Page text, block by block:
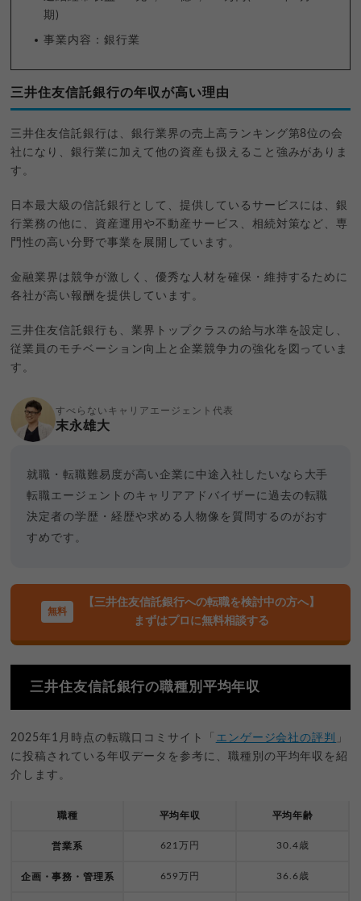
期)
事業内容：銀行業
三井住友信託銀行の年収が高い理由
三井住友信託銀行は、銀行業界の売上高ランキング第8位の会
社になり、銀行業に加えて他の資産も扱えること強みがありま
す。
日本最大級の信託銀行として、提供しているサービスには、銀
行業務の他に、資産運用や不動産サービス、相続対策など、専
門性の高い分野で事業を展開しています。
金融業界は競争が激しく、優秀な人材を確保・維持するために
各社が高い報酬を提供しています。
三井住友信託銀行も、業界トップクラスの給与水準を設定し、
従業員のモチベーション向上と企業競争力の強化を図っていま
す。
すべらないキャリアエージェント代表
末永雄大
就職・転職難易度が高い企業に中途入社したいなら大手
転職エージェントのキャリアアドバイザーに過去の転職
決定者の学歴・経歴や求める人物像を質問するのがおす
すめです。
【三井住友信託銀行への転職を検討中の方へ】
まずはプロに無料相談する
三井住友信託銀行の職種別平均年収
2025年1月時点の転職口コミサイト「 エンゲージ会社の評判
」
に投稿されている年収データを参考に、職種別の平均年収を紹
介します。
職種 平均年収 平均年齢
営業系 621万円 30.4歳
企画・事務・管理系 659万円 36.6歳